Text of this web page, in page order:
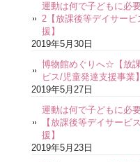
運動は何で子どもに必
2【放課後等デイサービ
援】
2019年5月30日
博物館めぐりへ☆【放
ビス/児童発達支援事業】
2019年5月27日
運動は何で子どもに必
【放課後等デイサービ
援】
2019年5月23日